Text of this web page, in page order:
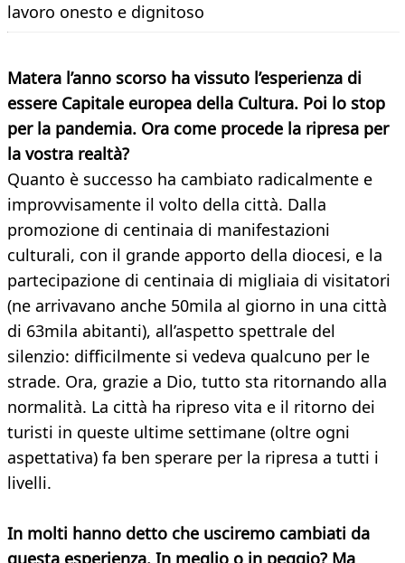
lavoro onesto e dignitoso
Matera l’anno scorso ha vissuto l’esperienza di
essere Capitale europea della Cultura. Poi lo stop
per la pandemia. Ora come procede la ripresa per
la vostra realtà?
Quanto è successo ha cambiato radicalmente e
improvvisamente il volto della città. Dalla
promozione di centinaia di manifestazioni
culturali, con il grande apporto della diocesi, e la
partecipazione di centinaia di migliaia di visitatori
(ne arrivavano anche 50mila al giorno in una città
di 63mila abitanti), all’aspetto spettrale del
silenzio: difficilmente si vedeva qualcuno per le
strade. Ora, grazie a Dio, tutto sta ritornando alla
normalità. La città ha ripreso vita e il ritorno dei
turisti in queste ultime settimane (oltre ogni
aspettativa) fa ben sperare per la ripresa a tutti i
livelli.
In molti hanno detto che usciremo cambiati da
questa esperienza. In meglio o in peggio? Ma